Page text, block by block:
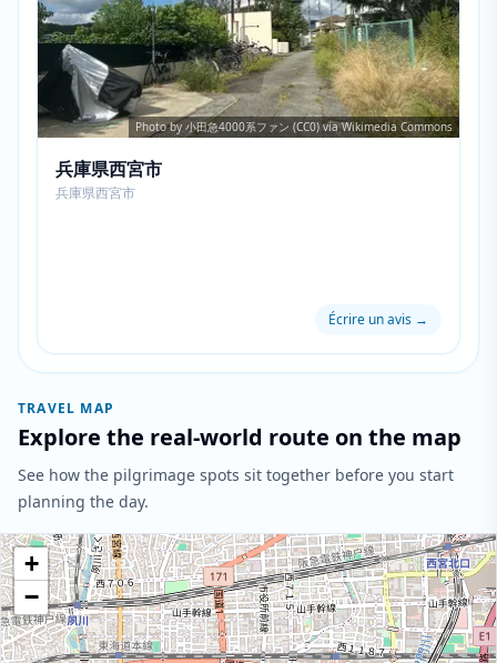
Photo by 小田急4000系ファン (CC0) via Wikimedia Commons
兵庫県西宮市
兵庫県西宮市
Écrire un avis →
TRAVEL MAP
Explore the real-world route on the map
See how the pilgrimage spots sit together before you start
planning the day.
+
−